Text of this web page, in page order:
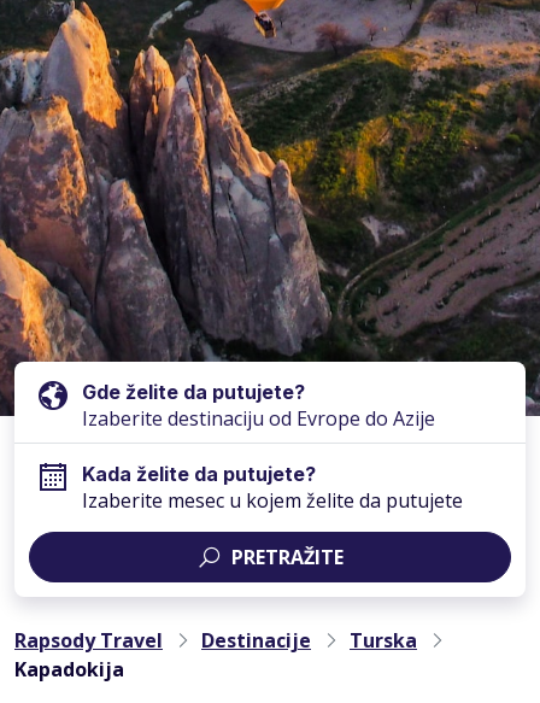
Gde želite da putujete?
Kada želite da putujete?
Izaberite mesec u kojem želite da putujete
PRETRAŽITE
Rapsody Travel Destinacije
Turska
Kapadokija